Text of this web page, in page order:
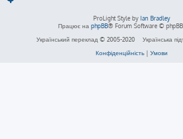
ProLight Style by Ian Bradley
Працює на phpBB® Forum Software ©
Український переклад © 2005-2020
Українська
Конфіденційність| Умови